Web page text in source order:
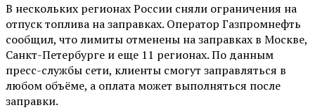
В нескольких регионах России сняли ограничения на
отпуск топлива на заправках. Оператор Газпромнефть
сообщил, что лимиты отменены на заправках в Москве,
Санкт-Петербурге и еще 11 регионах. По данным
пресс-службы сети, клиенты смогут заправляться в
любом объёме, а оплата может выполняться после
заправки.